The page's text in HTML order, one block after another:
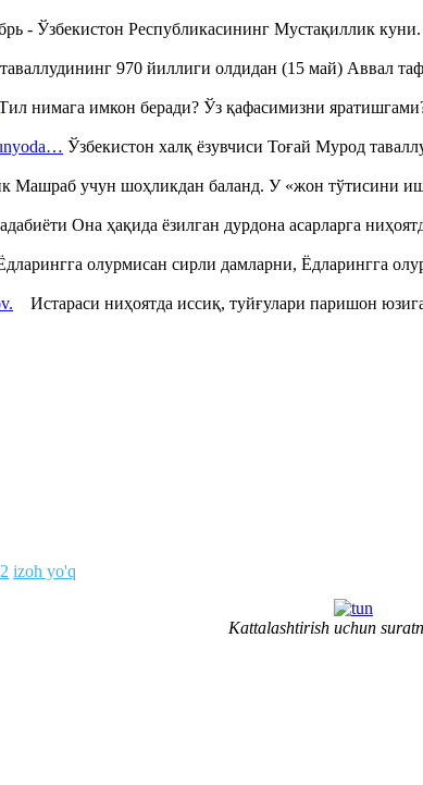
- Ўзбекистон Республикасининг Мустақиллик
970 йиллиги олдидан (15 май) Аввал
нимага имкон беради? Ўз қафасимизни
Ўзбекистон халқ ёзувчиси Тоғай Мурод
Машраб учун шоҳликдан баланд. У «жон тўтисини
Она ҳақида ёзилган дурдона асарларга
олурмисан сирли дамларни, Ёдларингга
Истараси ниҳоятда иссиқ, туйғулари паришон
izoh yo'q
Kattalashtirish uchun